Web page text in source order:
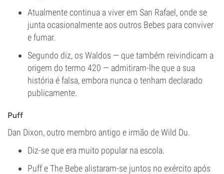
Atualmente continua a viver em San Rafael, onde se
junta ocasionalmente aos outros Bebes para conviver
e fumar.
Segundo diz, os Waldos — que também reivindicam a
origem do termo 420 — admitiram-lhe que a sua
história é falsa, embora nunca o tenham declarado
publicamente.
Puff
Dan Dixon, outro membro antigo e irmão de Wild Du.
Diz-se que era muito popular na escola.
Puff e The Bebe alistaram-se juntos no exército após